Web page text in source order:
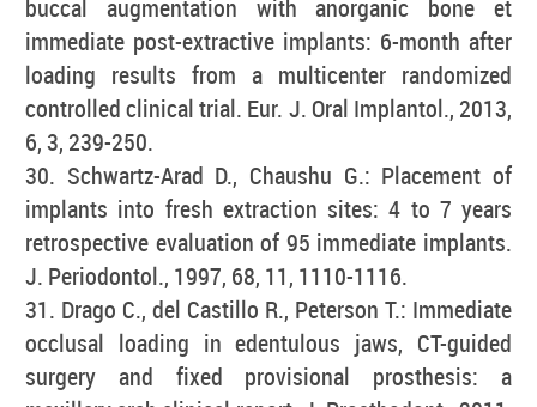
buccal augmentation with anorganic bone et
immediate post-extractive implants: 6-month after
loading results from a multicenter randomized
controlled clinical trial. Eur. J. Oral Implantol., 2013,
6, 3, 239-250.
30. Schwartz-Arad D., Chaushu G.: Placement of
implants into fresh extraction sites: 4 to 7 years
retrospective evaluation of 95 immediate implants.
J. Periodontol., 1997, 68, 11, 1110-1116.
31. Drago C., del Castillo R., Peterson T.: Immediate
occlusal loading in edentulous jaws, CT-guided
surgery and fixed provisional prosthesis: a